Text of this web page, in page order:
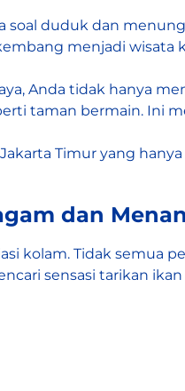
soal duduk dan
menjadi wisata
Anda tidak hanya
taman bermain. Ini
Timur yang hanya
dan
kolam. Tidak semua
sensasi tarikan ikan